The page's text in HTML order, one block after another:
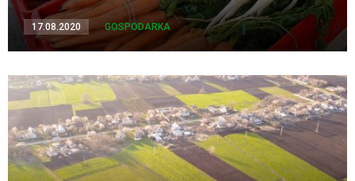
17.08.2020 GOSPODARKA